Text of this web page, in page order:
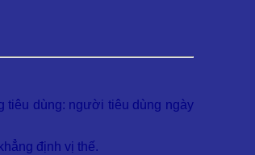
tiêu dùng: người tiêu dùng ngày
khẳng định vị thế.